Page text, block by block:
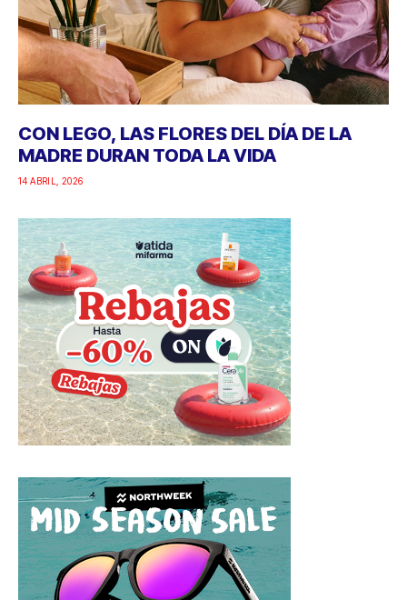
CON LEGO, LAS FLORES DEL DÍA DE LA
MADRE DURAN TODA LA VIDA
14 ABRIL, 2026